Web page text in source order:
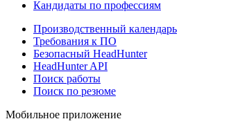
Кандидаты по профессиям
Производственный календарь
Требования к ПО
Безопасный HeadHunter
HeadHunter API
Поиск работы
Поиск по резюме
Мобильное приложение